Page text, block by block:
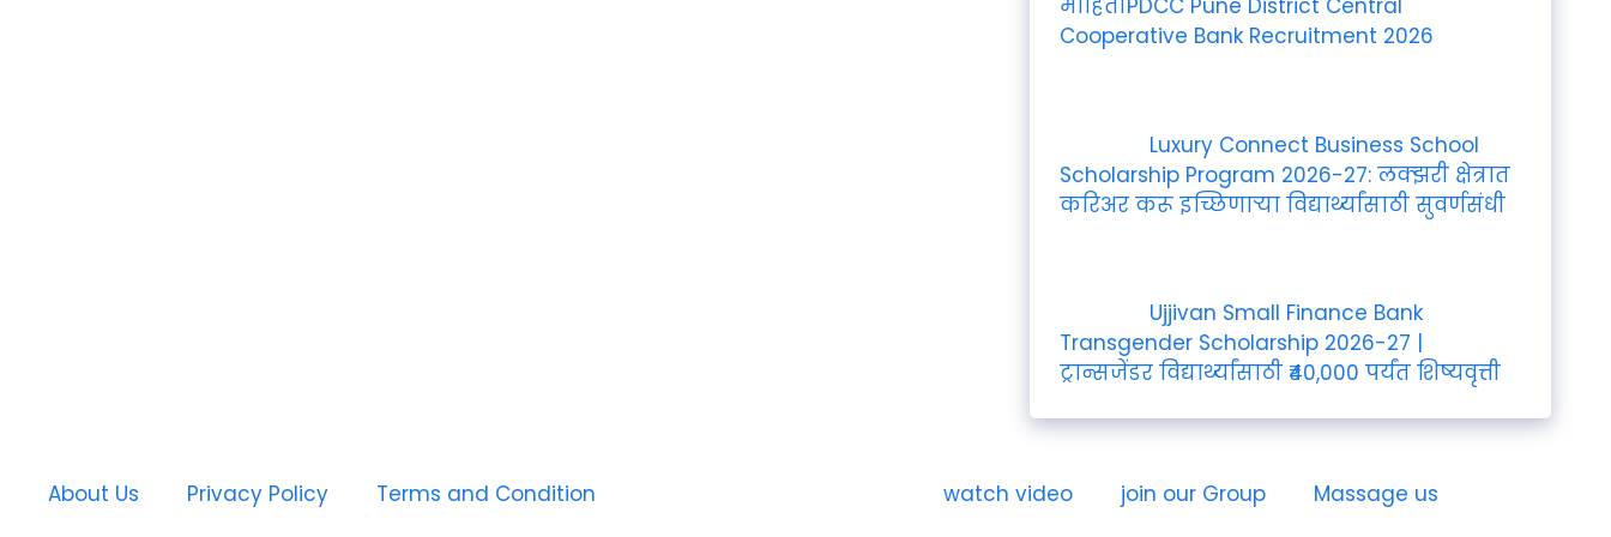
माहितीPDCC Pune District Central
Cooperative Bank Recruitment 2026
Luxury Connect Business School
Scholarship Program 2026-27: लक्झरी क्षेत्रात
करिअर करू इच्छिणाऱ्या विद्यार्थ्यांसाठी सुवर्णसंधी
Ujjivan Small Finance Bank
Transgender Scholarship 2026-27 |
ट्रान्सजेंडर विद्यार्थ्यांसाठी ₹40,000 पर्यंत शिष्यवृत्ती
About Us Privacy Policy
Terms and Condition
watch video join our Group Massage us